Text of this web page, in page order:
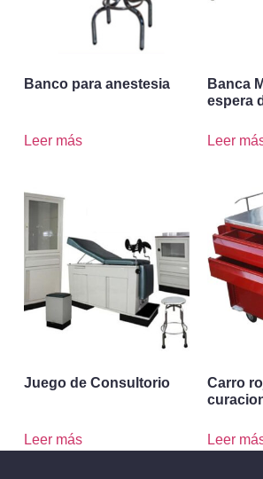
Banco para anestesia
Leer más
Banca
espera
Leer
Juego de Consultorio
Leer más
Carro
Leer